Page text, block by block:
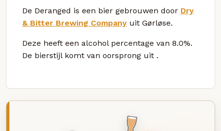
De Deranged is een bier gebrouwen door Dry
& Bitter Brewing Company uit Gørløse.
Deze heeft een alcohol percentage van 8.0%.
De bierstijl komt van oorsprong uit .